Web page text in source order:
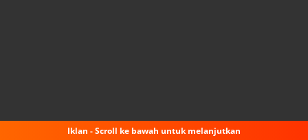
Iklan - Scroll ke bawah untuk melanjutkan